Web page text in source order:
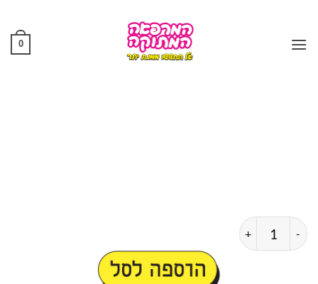
content
0
כמות של בקבוק אמריקאי מירמור בכמות גבוהה
הוספה לסל